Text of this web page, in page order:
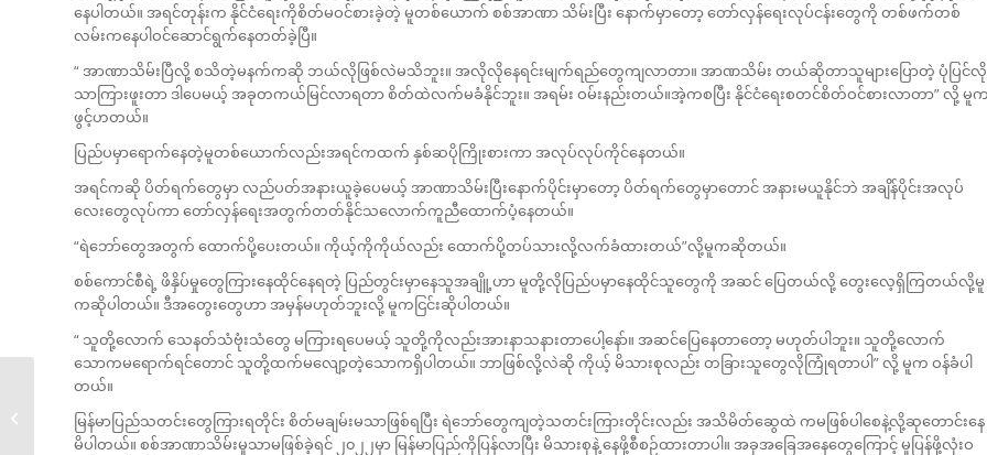
နေပါတယ်။ အရင်တုန်းက နိုင်ငံရေးကိုစိတ်မဝင်စားခဲ့တဲ့ မူတစ်ယောက် စစ်အာဏာ သိမ်းပြီး နောက်မှာတော့ တော်လှန်ရေးလုပ်ငန်းတွေကို တစ်ဖက်တစ်
လမ်းကနေပါဝင်ဆောင်ရွက်နေတတ်ခဲ့ပြီ။
“ အာဏာသိမ်းပြီလို့ စသိတဲ့မနက်ကဆို ဘယ်လိုဖြစ်လဲမသိဘူး။ အလိုလိုနေရင်းမျက်ရည်တွေကျလာတာ။ အာဏသိမ်း တယ်ဆိုတာသူများပြောတဲ့ ပုံပြင်လို
သာကြားဖူးတာ ဒါပေမယ့် အခုတကယ်မြင်လာရတာ စိတ်ထဲလက်မခံနိုင်ဘူး။ အရမ်း ဝမ်းနည်းတယ်။အဲ့ကစပြီး နိုင်ငံရေးစတင်စိတ်ဝင်စားလာတာ” လို့ မူ
ဖွင့်ဟတယ်။
ပြည်ပမှာရောက်နေတဲ့မူတစ်ယောက်လည်းအရင်ကထက် နှစ်ဆပိုကြိုးစားကာ အလုပ်လုပ်ကိုင်နေတယ်။
အရင်ကဆို ပိတ်ရက်တွေမှာ လည်ပတ်အနားယူခဲ့ပေမယ့် အာဏာသိမ်းပြီးနောက်ပိုင်းမှာတော့ ပိတ်ရက်တွေမှာတောင် အနားမယူနိုင်ဘဲ အချိန်ပိုင်းအလုပ်
လေးတွေလုပ်ကာ တော်လှန်ရေးအတွက်တတ်နိုင်သလောက်ကူညီထောက်ပံ့နေတယ်။
“ရဲဘော်တွေအတွက် ထောက်ပို့ပေးတယ်။ ကိုယ့်ကိုကိုယ်လည်း ထောက်ပို့တပ်သားလို့လက်ခံထားတယ်”လို့မူကဆိုတယ်။
စစ်ကောင်စီရဲ့ ဖိနှိပ်မှုတွေကြားနေထိုင်နေရတဲ့ ပြည်တွင်းမှာနေသူအချိူ့ဟာ မူတို့လိုပြည်ပမှာနေထိုင်သူတွေကို အဆင် ပြေတယ်လို့ တွေးလေ့ရှိကြတယ်လို့မူ
ကဆိုပါတယ်။ ဒီအတွေးတွေဟာ အမှန်မဟုတ်ဘူးလို့ မူကငြင်းဆိုပါတယ်။
“ သူတို့လောက် သေနတ်သံဗုံးသံတွေ မကြားရပေမယ့် သူတို့ကိုလည်းအားနာသနားတာပေါ့နော်။ အဆင်ပြေနေတာတော့ မဟုတ်ပါဘူး။ သူတို့လောက်
သောကမရောက်ရင်တောင် သူတို့ထက်မလျော့တဲ့သောကရှိပါတယ်။ ဘာဖြစ်လို့လဲဆို ကိုယ့် မိသားစုလည်း တခြားသူတွေလိုကြုံရတာပါ” လို့ မူက ဝန်ခံပါ
တယ်။
မြန်မာပြည်သတင်းတွေကြားရတိုင်း စိတ်မချမ်းမသာဖြစ်ရပြီး ရဲဘော်တွေကျတဲ့သတင်းကြားတိုင်းလည်း အသိမိတ်ဆွေထဲ ကမဖြစ်ပါစေနဲ့လို့ဆုတောင်းနေ
မိပါတယ်။ စစ်အာဏာသိမ်းမှုသာမဖြစ်ခဲ့ရင် ၂၀၂၂မှာ မြန်မာပြည်ကိုပြန်လာပြီး မိသားစုနဲ့ နေဖို့စီစဉ်ထားတာပါ။ အခုအခြေအနေတွေကြောင့် မူပြန်ဖို့လုံးဝ
ဒုက္ခသည်တ�...